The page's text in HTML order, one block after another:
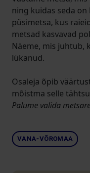
ning kuidas seda
püsimetsa, kus
metsad kasvavad
Näeme, mis juhtub,
lükanud.
Osaleja õpib
mõistma selle
Palume valida
VANA-VÕROMAA